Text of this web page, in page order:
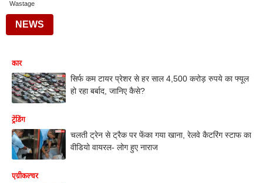
Wastage
NEWS
कार
सिर्फ कम टायर प्रेशर से हर साल 4,500 करोड़ रुपये का फ्यूल
हो रहा बर्बाद, जानिए कैसे?
ट्रेंडिंग
चलती ट्रेन से ट्रैक पर फेंका गया खाना, रेलवे कैटरिंग स्टाफ का
वीडियो वायरल- लोग हुए नाराज
एग्रीकल्चर